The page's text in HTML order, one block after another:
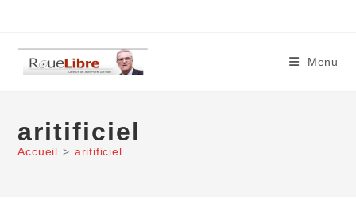
content
Menu
aritificiel
Accueil > aritificiel